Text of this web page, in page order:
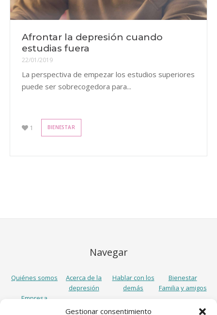
Gestionar consentimiento
Afrontar la depresión cuando
estudias fuera
22/01/2019
La perspectiva de empezar los estudios superiores
puede ser sobrecogedora para...
1 BIENESTAR
Navegar
Quiénes somos
Acerca de la
depresión
Hablar con los
demás
Bienestar
Familia y amigos
Empresa